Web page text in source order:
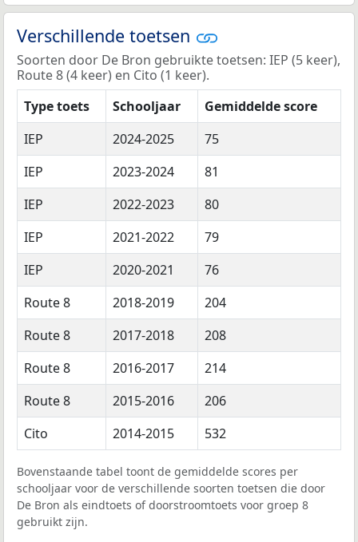
Verschillende toetsen
Soorten door De Bron gebruikte toetsen: IEP (5 keer),
Route 8 (4 keer) en Cito (1 keer).
Type toets
Schooljaar
Gemiddelde score
IEP
2024-2025
75
IEP
2023-2024
81
IEP
2022-2023
80
IEP
2021-2022
79
IEP
2020-2021
76
Route 8
2018-2019
204
Route 8
2017-2018
208
Route 8
2016-2017
214
Route 8
2015-2016
206
Cito
2014-2015 532
Bovenstaande tabel toont de gemiddelde scores per
schooljaar voor de verschillende soorten toetsen die door
De Bron als eindtoets of doorstroomtoets voor groep 8
gebruikt zijn.